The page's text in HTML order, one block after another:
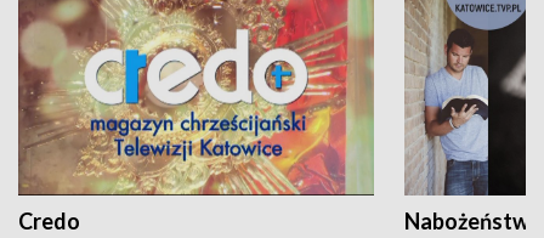
Credo